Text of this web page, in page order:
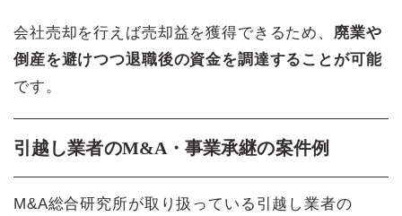
会社売却を行えば売却益を獲得できるため、 廃業や
倒産を避けつつ退職後の資金を調達することが可能
です。
引越し業者のM&A・事業承継の案件例
M&A総合研究所が取り扱っている引越し業者の